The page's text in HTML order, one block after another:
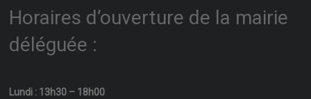
Horaires d’ouverture de la mairie
déléguée :
Lundi : 13h30 – 18h00